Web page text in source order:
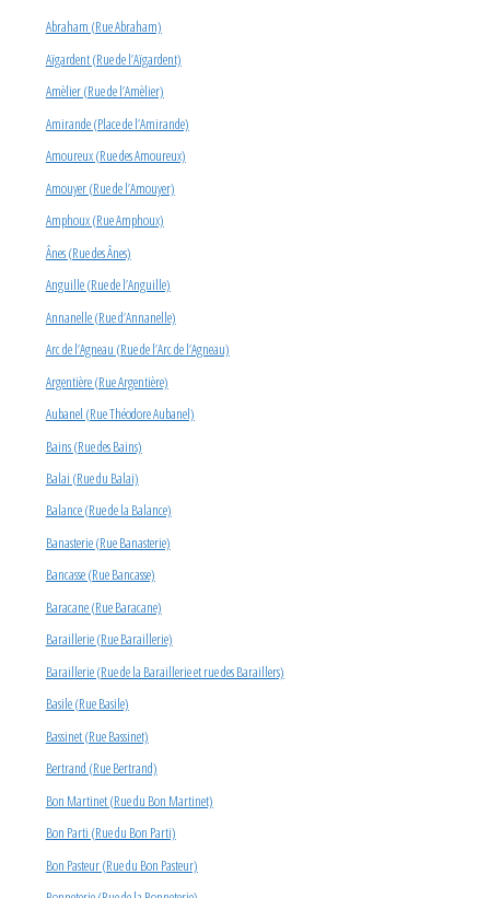
Abraham (Rue Abraham)
Aïgardent (Rue de l’Aïgardent)
Amèlier (Rue de l’Amèlier)
Amirande (Place de l’Amirande)
Amoureux (Rue des Amoureux)
Amouyer (Rue de l’Amouyer)
Amphoux (Rue Amphoux)
Ânes (Rue des Ânes)
Anguille (Rue de l’Anguille)
Annanelle (Rue d’Annanelle)
Arc de l’Agneau (Rue de l’Arc de l’Agneau)
Argentière (Rue Argentière)
Aubanel (Rue Théodore Aubanel)
Bains (Rue des Bains)
Balai (Rue du Balai)
Balance (Rue de la Balance)
Banasterie (Rue Banasterie)
Bancasse (Rue Bancasse)
Baracane (Rue Baracane)
Baraillerie (Rue Baraillerie)
Baraillerie (Rue de la Baraillerie et rue des Baraillers)
Basile (Rue Basile)
Bassinet (Rue Bassinet)
Bertrand (Rue Bertrand)
Bon Martinet (Rue du Bon Martinet)
Bon Parti (Rue du Bon Parti)
Bon Pasteur (Rue du Bon Pasteur)